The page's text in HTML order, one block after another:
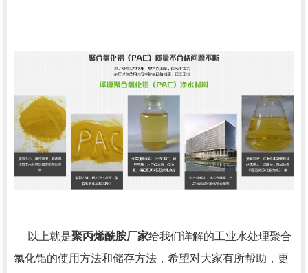
以上就是聚丙烯酰胺厂家给我们详解的工业水处理聚合
氯化铝的使用方法和储存方法，希望对大家有所帮助，更